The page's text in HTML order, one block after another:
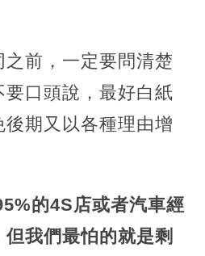
之前，一定要問清楚
口頭說，最好白紙
期又以各種理由增
的4S店或者汽車經
我們最怕的就是剩